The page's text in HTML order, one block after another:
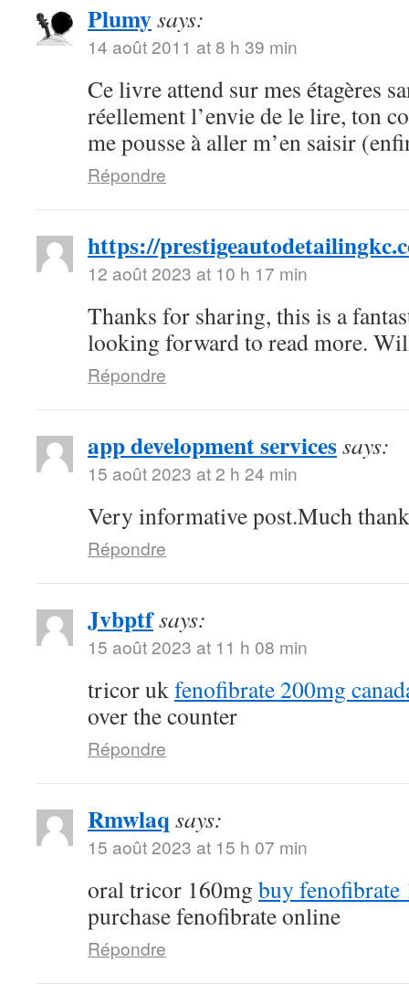
Plumysays:
14 août 2011 at 8 h 39 min
Ce livre attend sur mes étagères
réellement l’envie de le lire, ton
me pousse à aller m’en saisir
Répondre
https://
12 août 2023 at 10 h 17 min
Thanks for sharing, this is a
looking forward to read more.
Répondre
app development servicessays:
15 août 2023 at 2 h 24 min
Very informative post.Much
Répondre
Jvbptfsays:
15 août 2023 at 11 h 08 min
tricor ukfenofibrate 200mg
over the counter
Répondre
Rmwlaq says:
15 août 2023 at 15 h 07 min
oral tricor 160mg buy fenofibrate
purchase fenofibrate online
Répondre